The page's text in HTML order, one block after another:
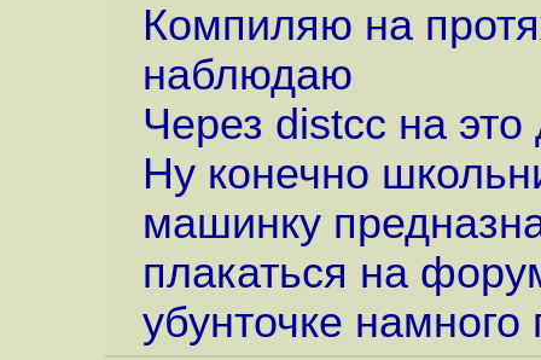
Компиляю на
наблюдаю
Через distcc на это
Ну конечно
машинку
плакаться на
убунточке